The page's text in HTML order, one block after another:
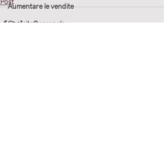
Aumentare le vendite
Crescita personale